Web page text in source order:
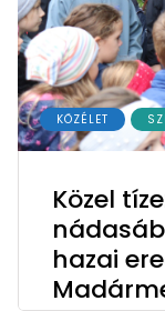
KÖZÉLET
Közel
hazai